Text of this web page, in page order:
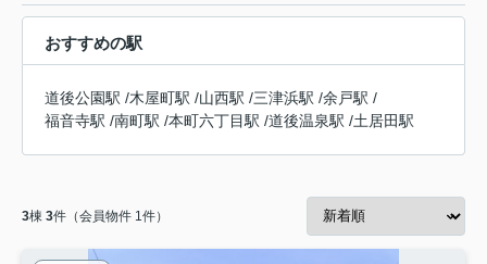
おすすめの駅
道後公園駅 /木屋町駅 /山西駅 /三津浜駅 /余戸駅 /
福音寺駅 /南町駅 /本町六丁目駅 /道後温泉駅 /土居田駅
3棟 3件（会員物件 1件）